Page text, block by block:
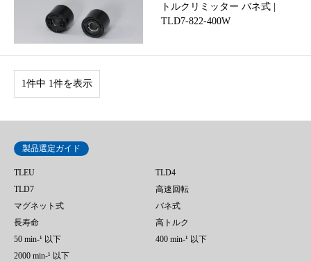
トルクリミッター バネ式 |
TLD7-822-400W
1件中 1件を表示
製品選定ガイド
TLEU
TLD4
TLD7
高速回転
マグネット式
バネ式
長寿命
高トルク
50 min‐¹ 以下
400 min-¹ 以下
2000 min-¹ 以下